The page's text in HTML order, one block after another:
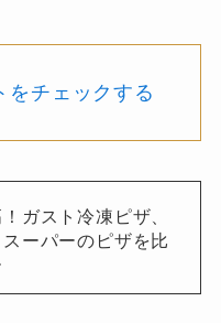
をチェックする
ガスト冷凍ピザ、
ーパーのピザを比